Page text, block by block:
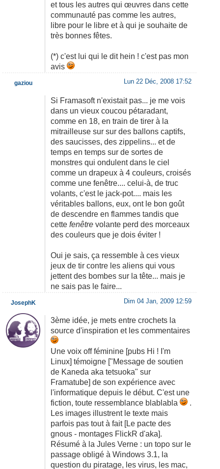
et tous les autres qui œuvres dans cette
communauté pas comme les autres,
libre pour le libre et à qui je souhaite de
très bonnes fêtes.
(*) c'est lui qui le dit hein ! c'est pas mon
avis
Lun 22 Déc, 2008 17:52
Si Framasoft n'existait pas... je me vois
dans un vieux coucou pétaradant,
comme en 18, en train de tirer à la
mitrailleuse sur sur des ballons captifs,
des saucisses, des zippelins... et de
temps en temps sur de sortes de
monstres qui ondulent dans le ciel
comme un drapeux à 4 couleurs, croisés
comme une fenêtre.... celui-à, de truc
volants, c'est le jack-pot.... mais les
véritables ballons, eux, ont le bon goût
de descendre en flammes tandis que
cette fenêtrevolante perd des morceaux
des couleurs que je dois éviter !
Oui je sais, ça ressemble à ces vieux
jeux de tir contre les aliens qui vous
jettent des bombes sur la tête... mais je
ne sais pas le faire...
gaziou
Dim 04 Jan, 2009 12:59
3ème idée, je mets entre crochets la
source d'inspiration et les commentaires
Une voix off féminine [pubs Hi ! I'm
Linux] témoigne ["Message de soutien
de Kaneda aka tetsuoka" sur
Framatube] de son expérience avec
l'informatique depuis le début. C'est une
fiction, toute ressemblance blablabla
.
Les images illustrent le texte mais
parfois pas tout à fait [Le pacte des
gnous - montages FlickR d'aka].
Résumé à la Jules Verne : un topo sur le
passage obligé à Windows 3.1, la
question du piratage, les virus, les mac,
JosephK